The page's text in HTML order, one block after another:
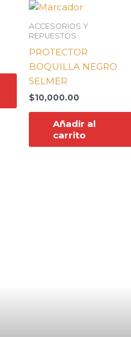
ACCESORIOS Y
REPUESTOS
PROTECTOR
BOQUILLA NEGRO
SELMER
$10,000.00
Añadir al
carrito